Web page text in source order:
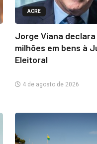
ACRE
Jorge Viana declara
milhões em bens à
Eleitoral
4 de agosto de 2026